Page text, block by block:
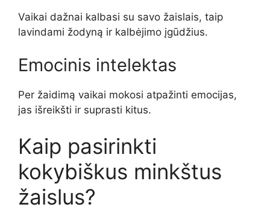
Vaikai dažnai kalbasi su savo žaislais, taip
lavindami žodyną ir kalbėjimo įgūdžius.
Emocinis intelektas
Per žaidimą vaikai mokosi atpažinti emocijas,
jas išreikšti ir suprasti kitus.
Kaip pasirinkti
kokybiškus minkštus
žaislus?